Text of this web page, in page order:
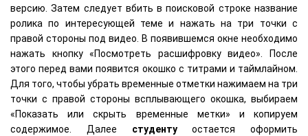
версию. Затем следует вбить в поисковой строке название
ролика по интересующей теме и нажать на три точки с
правой стороны под видео. В появившемся окне необходимо
нажать кнопку «Посмотреть расшифровку видео». После
этого перед вами появится окошко с титрами и таймлайном.
Для того, чтобы убрать временные отметки нажимаем на три
точки с правой стороны всплывающего окошка, выбираем
«Показать или скрыть временные метки» и копируем
содержимое. Далее студентуостается оформить